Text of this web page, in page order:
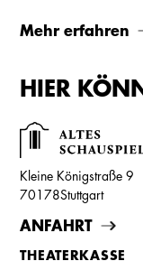
Mehr erfahren
HIER
Kleine Königstraße 9
70178Stuttgart
ANFAHRT
THEATERKASSE